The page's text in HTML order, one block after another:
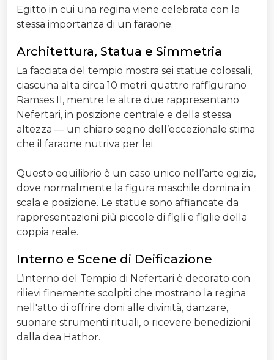
Egitto in cui una regina viene celebrata con la
stessa importanza di un faraone.
Architettura, Statua e Simmetria
La facciata del tempio mostra sei statue colossali,
ciascuna alta circa 10 metri: quattro raffigurano
Ramses II, mentre le altre due rappresentano
Nefertari, in posizione centrale e della stessa
altezza — un chiaro segno dell’eccezionale stima
che il faraone nutriva per lei.
Questo equilibrio è un caso unico nell’arte egizia,
dove normalmente la figura maschile domina in
scala e posizione. Le statue sono affiancate da
rappresentazioni più piccole di figli e figlie della
coppia reale.
Interno e Scene di Deificazione
L’interno del Tempio di Nefertari è decorato con
rilievi finemente scolpiti che mostrano la regina
nell'atto di offrire doni alle divinità, danzare,
suonare strumenti rituali, o ricevere benedizioni
dalla dea Hathor.